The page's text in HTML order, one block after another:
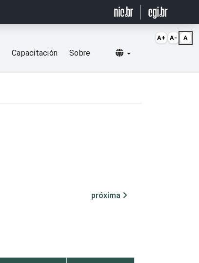
Capacitación Sobre Selecionar idioma
próxima
A+ A- A